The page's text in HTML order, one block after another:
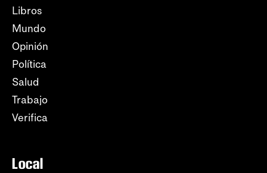
Libros
Mundo
Opinión
Política
Salud
Trabajo
Verifica
Local